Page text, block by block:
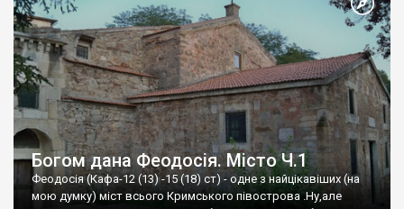
Богом дана Феодосія. Місто Ч.1
Феодосія (Кафа-12 (13) -15 (18) ст) - одне з найцікавіших (на
мою думку) міст всього Кримського півострова .Ну,але